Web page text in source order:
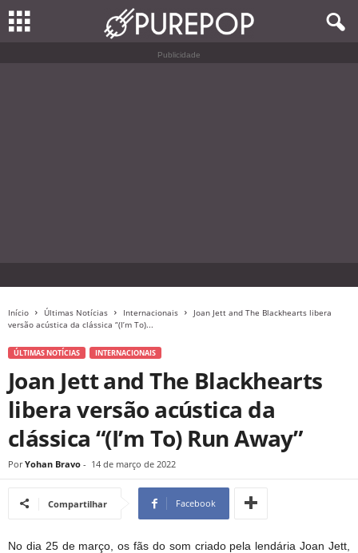
Publicidade
Início Últimas Notícias Internacionais
Joan Jett and The Blackhearts libera
versão acústica da clássica “(I’m To)...
ÚLTIMAS NOTÍCIAS INTERNACIONAIS
Joan Jett and The Blackhearts
libera versão acústica da
clássica “(I’m To) Run Away”
Por Yohan Bravo - 14 de março de 2022
Compartilhar Facebook
No dia 25 de março, os fãs do som criado pela lendária Joan Jett,